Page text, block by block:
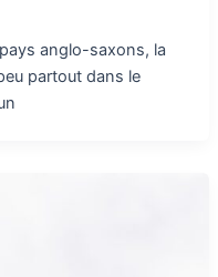
anglo-saxons, la
partout dans le